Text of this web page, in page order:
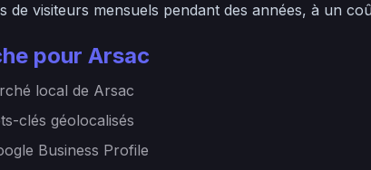
de visiteurs mensuels pendant des années, à un
pour Arsac
local de Arsac
clés géolocalisés
Business Profile